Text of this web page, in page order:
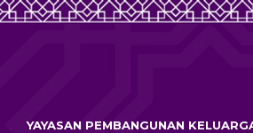
YAYASAN PEMBANGUNAN